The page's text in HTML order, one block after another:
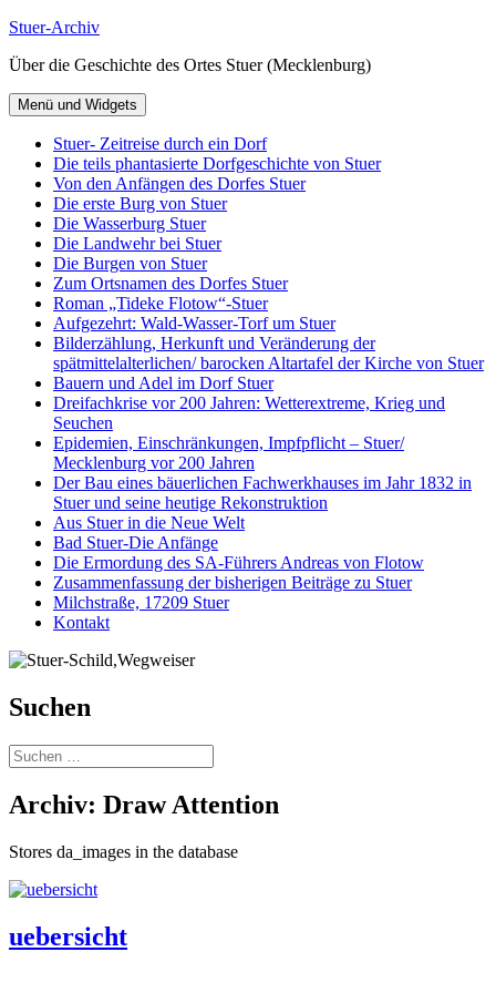
Zum
springen
Stuer-Archiv
Über die Geschichte des Ortes Stuer (Mecklenburg)
Menü und Widgets
Stuer- Zeitreise durch ein Dorf
Die teils phantasierte Dorfgeschichte von Stuer
Von den Anfängen des Dorfes Stuer
Die erste Burg von Stuer
Die Wasserburg Stuer
Die Landwehr bei Stuer
Die Burgen von Stuer
Zum Ortsnamen des Dorfes Stuer
Roman „Tideke Flotow“-Stuer
Aufgezehrt: Wald-Wasser-Torf um Stuer
Bilderzählung, Herkunft und Veränderung der
spätmittelalterlichen/ barocken Altartafel der Kirche von Stuer
Bauern und Adel im Dorf Stuer
Dreifachkrise vor 200 Jahren: Wetterextreme, Krieg und
Seuchen
Epidemien, Einschränkungen, Impfpflicht – Stuer/
Mecklenburg vor 200 Jahren
Der Bau eines bäuerlichen Fachwerkhauses im Jahr 1832 in
Stuer und seine heutige Rekonstruktion
Aus Stuer in die Neue Welt
Bad Stuer-Die Anfänge
Die Ermordung des SA-Führers Andreas von Flotow
Zusammenfassung der bisherigen Beiträge zu Stuer
Milchstraße, 17209 Stuer
Kontakt
Suchen
Suchen
nach:
Archiv: Draw Attention
Stores da_images in the database
uebersicht